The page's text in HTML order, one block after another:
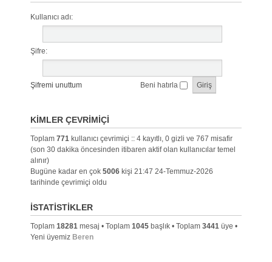
Kullanıcı adı:
Şifre:
Şifremi unuttum Beni hatırla
KIMLER ÇEVRIMIÇI
Toplam 771kullanıcı çevrimiçi :: 4 kayıtlı, 0 gizli ve 767 misafir
(son 30 dakika öncesinden itibaren aktif olan kullanıcılar temel
alınır)
Bugüne kadar en çok 5006kişi 21:47 24-Temmuz-2026
tarihinde çevrimiçi oldu
İSTATISTIKLER
Toplam 18281mesaj • Toplam 1045başlık • Toplam 3441üye •
Yeni üyemiz Beren